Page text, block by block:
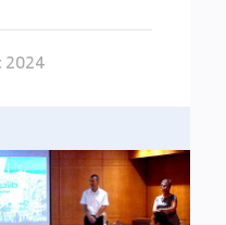
تمكنت مصالح الديوانة
دينار.
وبين العميد
أن مصالح الحرس
2024